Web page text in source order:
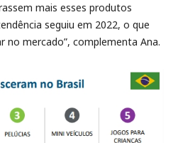
mais esses produtos
seguiu em 2022, o que
no mercado”, complementa Ana.